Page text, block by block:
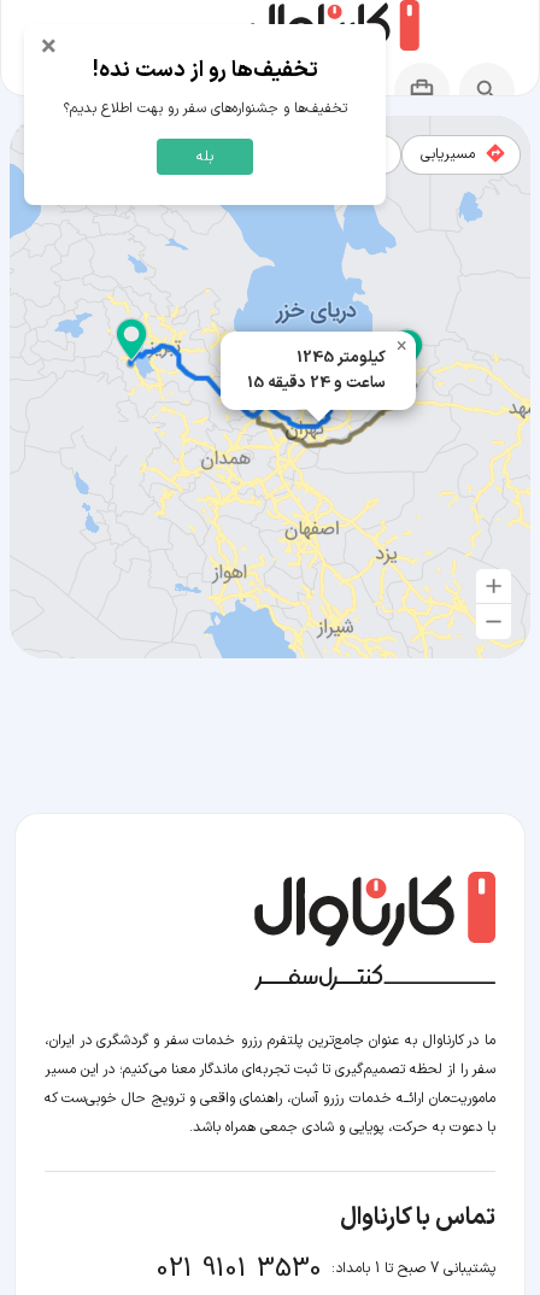
1245 کیلومتر
15 ساعت و 24 دقیقه
×
مسیریابی
مسیر گنبد کاووس به ارومیه
ما در کارناوال به عنوان جامع‌ترین پلتفرم رزرو خدمات سفر و گردشگری در ایران،
سفر را از لحظه‌ تصمیم‌گیری تا ثبت تجربه‌ای ماندگار معنا می‌کنیم؛ در این مسیر‍
ماموریت‌مان اراﺋــﻪ خدمات رزرو آسان، راهنمای واقعی و ترویج حال خوبی‌ست که
با دعوت به حرکت، پویایی و شادی جمعی همراه باشد.
تماس با کارناوال
پشتیبانی 7 صبح تا 1 بامداد: 021 9101 3530
× تخفیف‌ها رو از دست نده!
تخفیف‌ها و جشنواره‌های سفر رو بهت اطلاع بدیم؟
بله